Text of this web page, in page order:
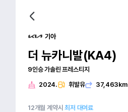
기아
더 뉴카니발(KA4)
9인승 가솔린 프레스티지
2024. 휘발유 37,463km
12개월 계약시최저 대여료